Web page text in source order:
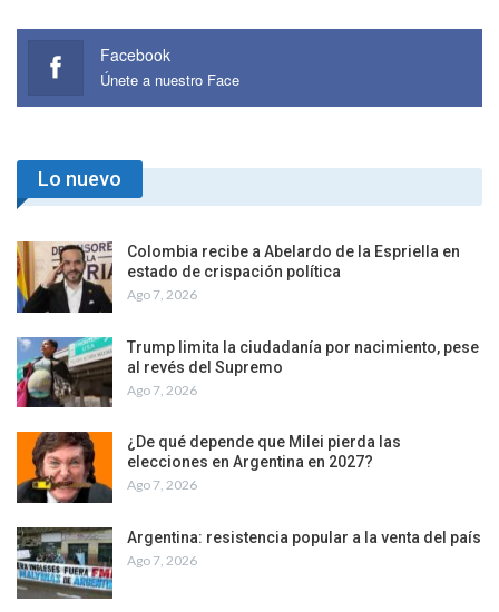
Facebook
Únete a nuestro Face
Lo nuevo
Colombia recibe a Abelardo de la Espriella en
estado de crispación política
Ago 7, 2026
Trump limita la ciudadanía por nacimiento, pese
al revés del Supremo
Ago 7, 2026
¿De qué depende que Milei pierda las
elecciones en Argentina en 2027?
Ago 7, 2026
Argentina: resistencia popular a la venta del país
Ago 7, 2026